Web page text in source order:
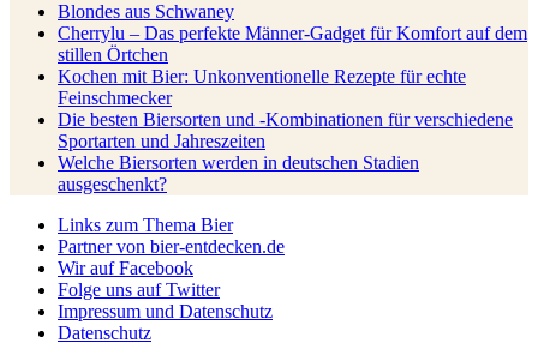
Blondes aus Schwaney
Cherrylu – Das perfekte Männer-Gadget für Komfort auf dem
stillen Örtchen
Kochen mit Bier: Unkonventionelle Rezepte für echte
Feinschmecker
Die besten Biersorten und -Kombinationen für verschiedene
Sportarten und Jahreszeiten
Welche Biersorten werden in deutschen Stadien
ausgeschenkt?
Links zum Thema Bier
Partner von bier-entdecken.de
Wir auf Facebook
Folge uns auf Twitter
Impressum und Datenschutz
Datenschutz